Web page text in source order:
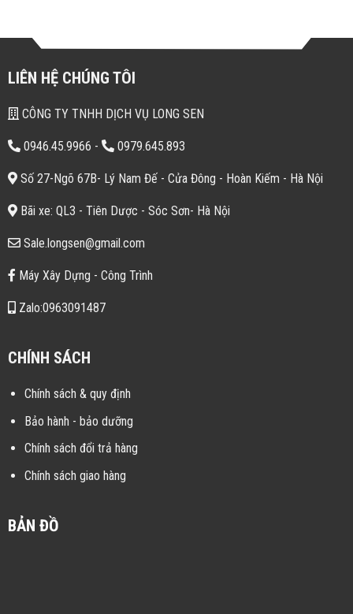
LIÊN HỆ CHÚNG TÔI
CÔNG TY TNHH DỊCH VỤ LONG SEN
0946.45.9966 - 0979.645.893
Số 27-Ngõ 67B- Lý Nam Đế - Cửa Đông - Hoàn Kiếm - Hà Nội
Bãi xe: QL3 - Tiên Dược - Sóc Sơn- Hà Nội
Sale.longsen@gmail.com
Máy Xây Dựng - Công Trình
Zalo:0963091487
CHÍNH SÁCH
Chính sách & quy định
Bảo hành - bảo dưỡng
Chính sách đổi trả hàng
Chính sách giao hàng
BẢN ĐỒ